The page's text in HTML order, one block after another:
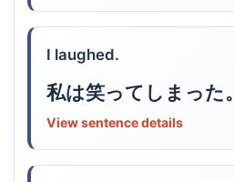
I laughed.
私は笑ってしまった。
View sentence details